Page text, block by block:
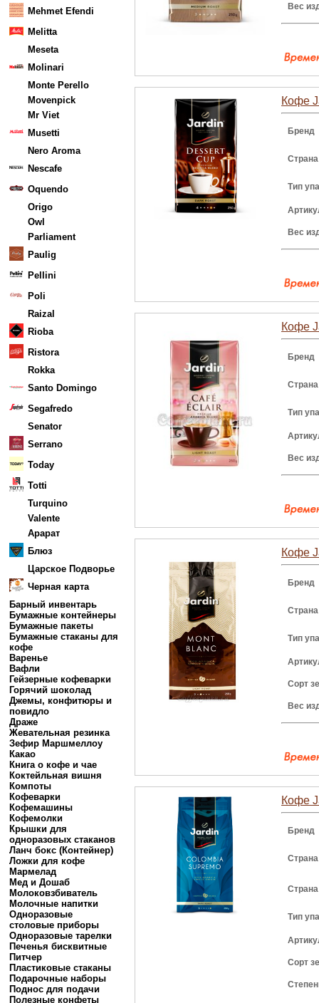
Mehmet Efendi
Melitta
Meseta
Molinari
Monte Perello
Movenpick
Mr Viet
Musetti
Nero Aroma
Nescafe
Oquendo
Origo
Owl
Parliament
Paulig
Pellini
Poli
Raizal
Rioba
Ristora
Rokka
Santo Domingo
Segafredo
Senator
Serrano
Today
Totti
Turquino
Valente
Арарат
Блюз
Царское Подворье
Черная карта
Барный инвентарь
Бумажные контейнеры
Бумажные пакеты
Бумажные стаканы для
кофе
Варенье
Вафли
Гейзерные кофеварки
Горячий шоколад
Джемы, конфитюры и
повидло
Драже
Жевательная резинка
Зефир Маршмеллоу
Какао
Книга о кофе и чае
Коктейльная вишня
Компоты
Кофеварки
Кофемашины
Кофемолки
Крышки для
одноразовых стаканов
Ланч бокс (Контейнер)
Ложки для кофе
Мармелад
Мед и Дошаб
Молоковзбиватель
Молочные напитки
Одноразовые
столовые приборы
Одноразовые тарелки
Печенья бисквитные
Питчер
Пластиковые стаканы
Подарочные наборы
Поднос для подачи
Полезные конфеты
Вес
Кофе
Бренд
Тип
Вес
Кофе
Бренд
Тип
Вес
Кофе
Бренд
Тип
Сорт
Вес
Кофе
Бренд
Тип
Сорт